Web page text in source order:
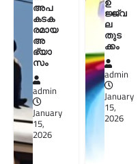
അപ
കടക
രമായ
അ
ഭ്യാ
സം
admin
January
15,
2026
ജ്ജ്വ
ല
തുട
ക്കം
admin
January
15,
2026